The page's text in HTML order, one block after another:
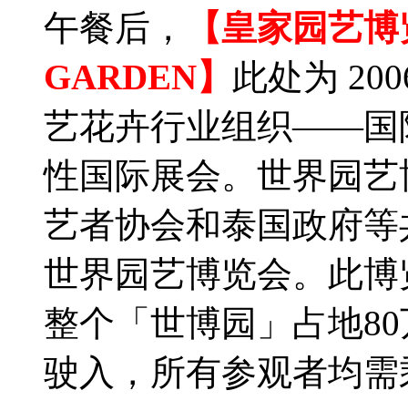
午餐后，
【皇家园艺
GARDEN】 此处为
艺花卉行业组织——国
性国际展会。世界园
艺者协会和泰国政府
世界园艺博览会。此
整个「世博园」占地
驶入，所有参观者均